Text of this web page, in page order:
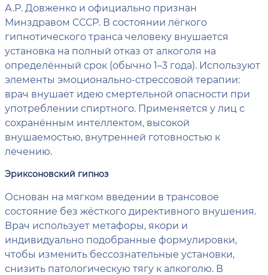
А.Р. Довженко и официально признан
Минздравом СССР. В состоянии лёгкого
гипнотического транса человеку внушается
установка на полный отказ от алкоголя на
определённый срок (обычно 1–3 года). Используют
элементы эмоционально-стрессовой терапии:
врач внушает идею смертельной опасности при
употреблении спиртного. Применяется у лиц с
сохранённым интеллектом, высокой
внушаемостью, внутренней готовностью к
лечению.
Эриксоновский гипноз
Основан на мягком введении в трансовое
состояние без жёсткого директивного внушения.
Врач использует метафоры, якори и
индивидуально подобранные формулировки,
чтобы изменить бессознательные установки,
снизить патологическую тягу к алкоголю. В